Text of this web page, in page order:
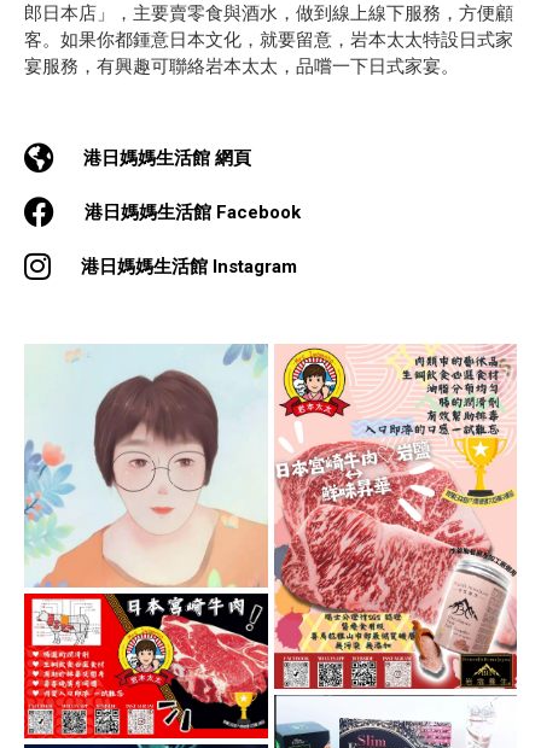
郎日本店」，主要賣零食與酒水，做到線上線下服務，方便顧
客。如果你都鍾意日本文化，就要留意，岩本太太特設日式家
宴服務，有興趣可聯絡岩本太太，品嚐一下日式家宴。
港日媽媽生活館 網頁
港日媽媽生活館 Facebook
港日媽媽生活館 Instagram